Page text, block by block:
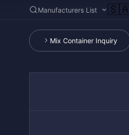
Manufacturers List
Mix Container Inquiry